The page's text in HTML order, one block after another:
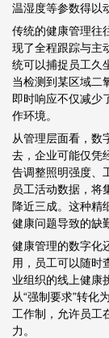
温湿度等参数得以
传统的健康管理往
现了全程跟踪与主
统可以捕捉员工久
当检测到某区域二
即时响应不仅减少
作环境。
从管理层面看，数
去，企业可能仅凭
告调整照明强度、
员工活动数据，将
降近三成。这种精
健康问题导致的缺
健康管理的数字化
用，员工可以随时
业组织的线上健康
从“强制要求”转化
工作制，允许员工
力。